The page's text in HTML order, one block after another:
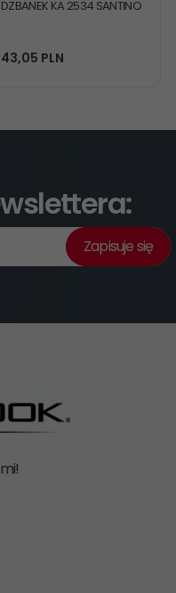
DZBANEK KA 2534 SANTINO
43,05 PLN
Zapisuje się